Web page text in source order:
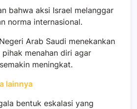
bahwa aksi Israel melanggar
norma internasional.
Arab Saudi menekankan
menahan diri agar
meningkat.
lainnya
bentuk eskalasi yang